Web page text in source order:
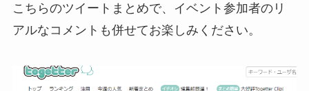
こちらのツイートまとめで、イベント参加者のリ
アルなコメントも併せてお楽しみください。